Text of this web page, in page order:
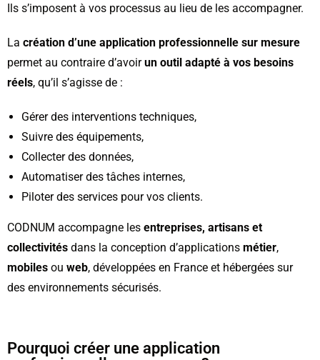
Ils s’imposent à vos processus au lieu de les accompagner.
La création d’une application professionnelle sur mesure
permet au contraire d’avoirun outil adapté à vos besoins
réels, qu’il s’agisse de :
Gérer des interventions techniques,
Suivre des équipements,
Collecter des données,
Automatiser des tâches internes,
Piloter des services pour vos clients.
CODNUM accompagne les entreprises, artisans et
collectivités dans la conception d’applications métier,
mobiles ou web, développées en France et hébergées sur
des environnements sécurisés.
Pourquoi créer une application